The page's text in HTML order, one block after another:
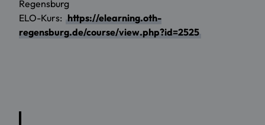
Regensburg
ELO-Kurs: https://elearning.oth-
regensburg.de/course/view.php?id=2525